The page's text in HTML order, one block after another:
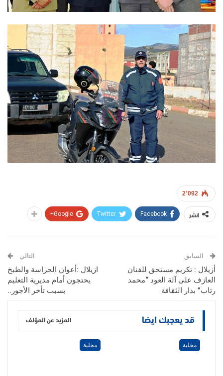
2٬092
انشر Facebook
Twitter
Google+
السابق
أزيلال : تكريم مستحق للفنان
العازف على آلة العود “محمد
رتاب” بدار الثقافة
التالي
ازيلال :أعوان الحراسة والطبخ
يحتجون أمام مديرية التعليم
بسبب تأخر الأجور..
قد يعجبك ايضا المزيد عن المؤلف
محلية محلية